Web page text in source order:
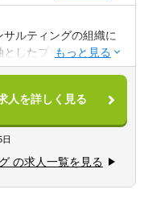
ルティングの組織に
としたプロジェクトで
。
ィングでは、M＆A戦
実行（FA、財務税務ビ
）、M＆Aの統合活動
して支援しておりま
人を詳しく見る
の求人一覧を見る